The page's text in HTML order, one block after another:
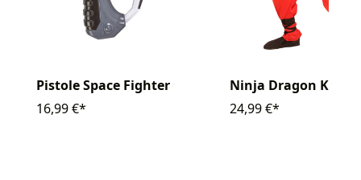
Pistole Space Fighter
16,99 €*
Ninja Dragon
24,99 €*